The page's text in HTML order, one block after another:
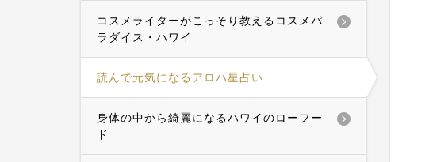
コスメライターがこっそり教えるコスメパ
ラダイス・ハワイ
読んで元気になるアロハ星占い
身体の中から綺麗になるハワイのローフー
ド